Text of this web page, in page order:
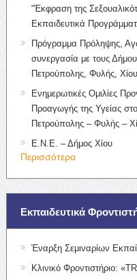
“Έκφραση της
Εκπαιδευτικά
Πρόγραμμα Πρόληψης,
συνεργασία με τους
Πετρούπολης, Φυλής,
Ενημερωτικές Ομιλίες
Προαγωγής της Υγείας
Πετρούπολης – Φυλής –
Ε.Ν.Ε. – Δήμος Χίου
Περισσότερα
Εκπαιδευτικά
Έναρξη Σεμιναρίων
Κλινικό Φροντιστήριο: